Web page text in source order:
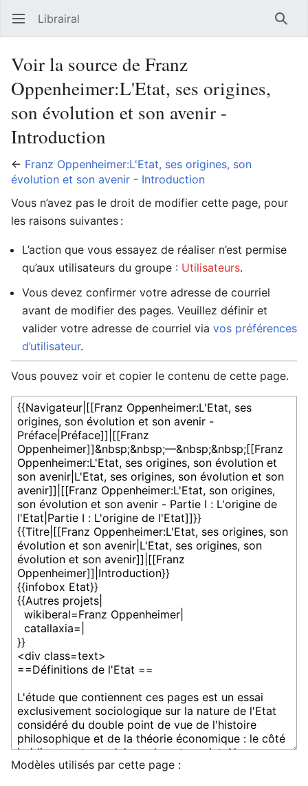
Ouvrir le menu principal Librairal
Voir la source de Franz
Oppenheimer:L'Etat, ses origines,
son évolution et son avenir -
Introduction
← Franz Oppenheimer:L'Etat, ses origines, son
évolution et son avenir - Introduction
Vous n’avez pas le droit de modifier cette page, pour
les raisons suivantes :
L’action que vous essayez de réaliser n’est permise
qu’aux utilisateurs du groupe : Utilisateurs.
Vous devez confirmer votre adresse de courriel
avant de modifier des pages. Veuillez définir et
valider votre adresse de courriel via vos préférences
d’utilisateur.
Vous pouvez voir et copier le contenu de cette page.
Modèles utilisés par cette page :